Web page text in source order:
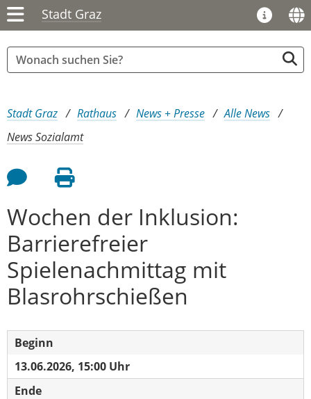
Stadt Graz
Sie sind hier:
Stadt Graz Rathaus News + Presse
Alle News
News Sozialamt
Feedback an Autor
Seite drucken
Wochen der Inklusion:
Barrierefreier
Spielenachmittag mit
Blasrohrschießen
Beginn
13.06.2026, 15:00 Uhr
Ende